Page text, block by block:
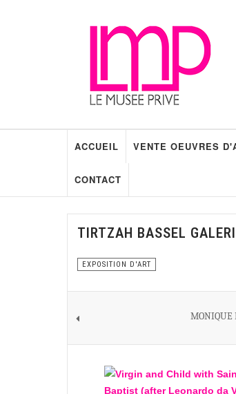
ACCUEIL VENTE OEUVRES
CONTACT
TIRTZAH BASSEL
EXPOSITION D'ART
MONIQUE